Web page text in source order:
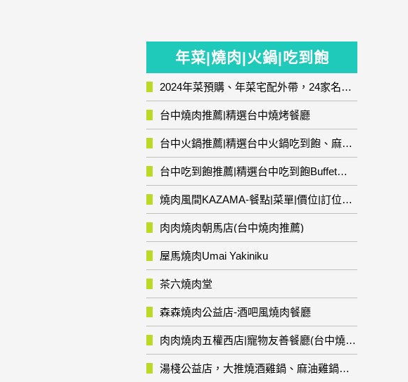
年菜|燒肉|火鍋|吃到飽
2024年菜預購、年菜宅配外帶，24家名店年菜推薦整理，圍爐輕鬆上菜團圓趣
台中燒肉推薦|精選台中燒烤餐廳
台中火鍋推薦|精選台中火鍋吃到飽、麻辣鍋、鴛鴦鍋、石頭火鍋、酸菜白肉鍋、海鮮鍋、燒酒雞、麻油雞、壽喜燒等熱門人氣火鍋店!
台中吃到飽推薦|精選台中吃到飽Buffet自助餐廳
燒肉風間KAZAMA-餐點|菜單|價位|訂位資訊
肉肉燒肉朝馬店(台中燒肉推薦)
屋馬燒肉Umai Yakiniku
茶六燒肉堂
森森燒肉公益店-酒吧風燒肉餐廳
肉肉燒肉五權西店|寵物友善餐廳(台中燒肉推薦)
湯棧公益店，大推燒酒雞鍋、麻油雞鍋暖暖有夠補